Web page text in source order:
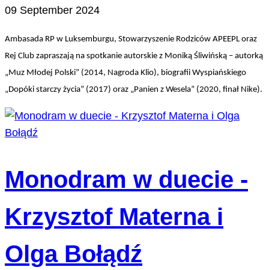
09 September 2024
Ambasada RP w Luksemburgu, Stowarzyszenie Rodziców APEEPL oraz
Rej Club zapraszają na spotkanie autorskie z Moniką Śliwińską – autorką
„Muz Młodej Polski” (2014, Nagroda Klio), biografii Wyspiańskiego
„Dopóki starczy życia” (2017) oraz „Panien z Wesela” (2020, finał Nike).
Monodram w duecie -
Krzysztof Materna i
Olga Bołądź